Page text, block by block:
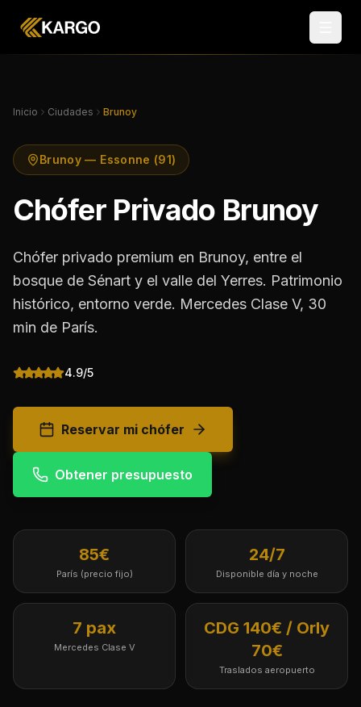
Inicio Ciudades Brunoy
Brunoy — Essonne (91)
Chófer Privado Brunoy
Chófer privado premium en Brunoy, entre el
bosque de Sénart y el valle del Yerres. Patrimonio
histórico, entorno verde. Mercedes Clase V, 30
min de París.
4.9/5
Reservar mi chófer
Obtener presupuesto
85€
París (precio fijo)
24/7
Disponible día y noche
7 pax
Mercedes Clase V
CDG 140€ / Orly
70€
Traslados aeropuerto